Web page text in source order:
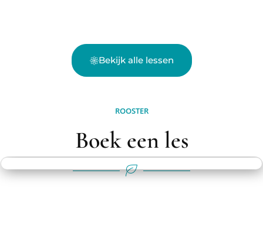
Bekijk alle lessen
ROOSTER
Boek een les